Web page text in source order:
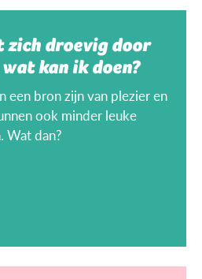
droevig door
kan ik doen?
een bron zijn van plezier en
ook minder leuke
Wat dan?